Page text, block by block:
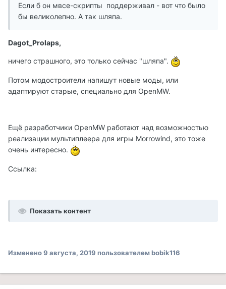
Если б он мвсе-скрипты поддерживал - вот что было
бы великолепно. А так шляпа.
Dagot_Prolaps,
ничего страшного, это только сейчас "шляпа".
Потом модостроители напишут новые моды, или
адаптируют старые, специально для OpenMW.
Ещё разработчики OpenMW работают над возможностью
реализации мультиплеера для игры Morrowind, это тоже
очень интересно.
Ссылка:
Показать контент
Изменено9 августа, 2019 пользователем bobik116